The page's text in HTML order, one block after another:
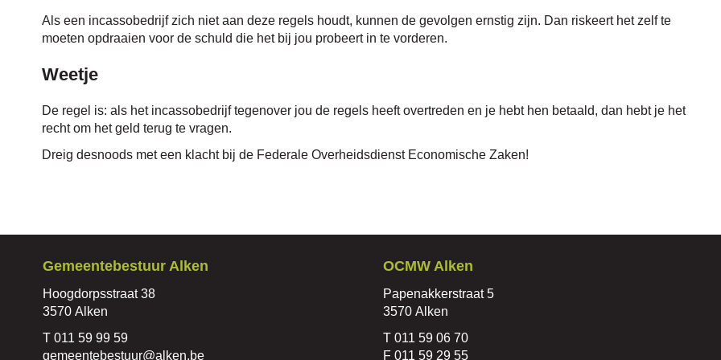
Als een incassobedrijf zich niet aan deze regels houdt, kunnen de gevolgen ernstig zijn. Dan riskeert het zelf te
moeten opdraaien voor de schuld die het bij jou probeert in te vorderen.
Weetje
De regel is: als het incassobedrijf tegenover jou de regels heeft overtreden en je hebt hen betaald, dan hebt je het
recht om het geld terug te vragen.
Dreig desnoods met een klacht bij de Federale Overheidsdienst Economische Zaken!
Contact
Gemeentebestuur Alken
Adres
Hoogdorpsstraat 38
,3570 Alken
Tel.011 59 99 59
E-
gemeentebestuur@alken.be
Contact
OCMW Alken
Adres
Papenakkerstraat 5
,3570 Alken
Tel.011 59 06 70
Fax011 59 29 55